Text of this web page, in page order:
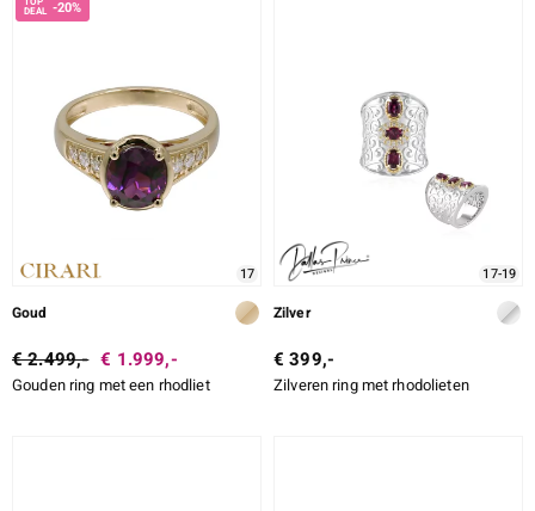
-20%
17
Goud
€ 2.499,- € 1.999,-
Gouden ring met een rhodliet
17-19
Zilver
€ 399,-
Zilveren ring met rhodolieten